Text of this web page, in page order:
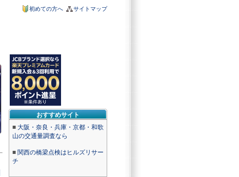
サイトマップ
初めての方へ
おすすめサイト
■ 大阪・奈良・兵庫・京都・和歌
山の交通量調査なら
■ 関西の橋梁点検はヒルズリサー
チ